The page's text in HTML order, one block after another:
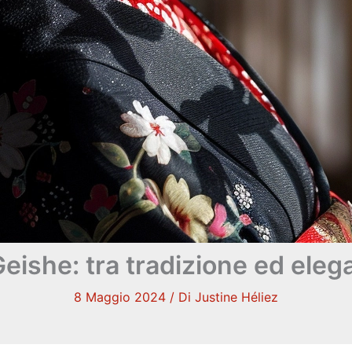
tra tradizione ed
8 Maggio 2024 / Di Justine Héliez